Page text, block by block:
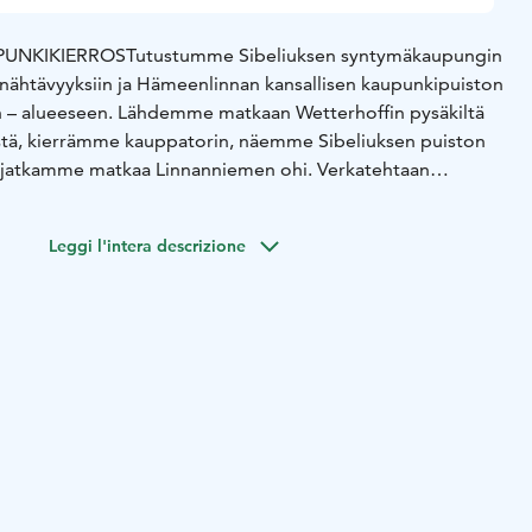
Tutustumme Sibeliuksen syntymäkaupungin
ja Hämeenlinnan kansallisen kaupunkipuiston
– alueeseen. Lähdemme matkaan Wetterhoffin pysäkiltä
kierrämme kauppatorin, näemme Sibeliuksen puiston
matkaa Linnanniemen ohi. Verkatehtaan
josta on hieno näköala Hämeen keskiaikaiseen Linnaan.
Leggi l'intera descrizione